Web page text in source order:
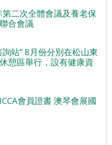
二次全體會議及養老保
合會議
站” 8月份分別在松山東
憩區舉行，設有健康資
會員證書 澳琴會展國